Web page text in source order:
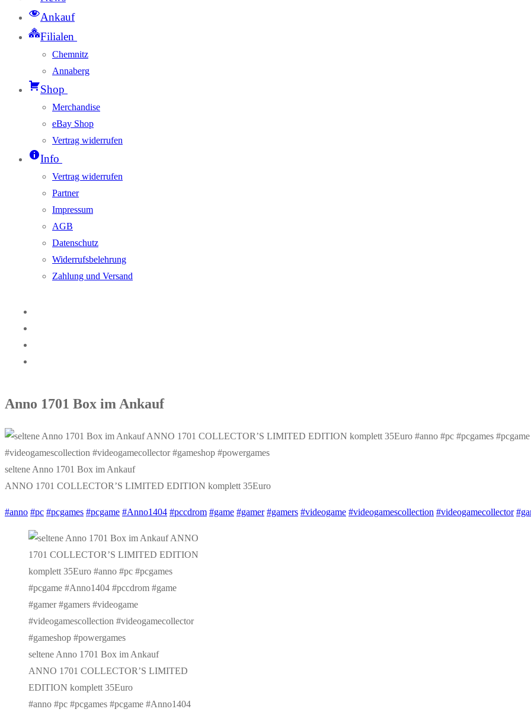
Ankauf
Filialen
Chemnitz
Annaberg
Shop
Merchandise
eBay Shop
Vertrag widerrufen
Info
Vertrag widerrufen
Partner
Impressum
AGB
Datenschutz
Widerrufsbelehrung
Zahlung und Versand
Anno 1701 Box im Ankauf
seltene Anno 1701 Box im Ankauf
ANNO 1701 COLLECTOR’S LIMITED EDITION komplett 35Euro
#anno #pc #pcgames #pcgame #Anno1404 #pccdrom #game #gamer #gamers #videogame #videogamescollection #videogamecollector
seltene Anno 1701 Box im Ankauf
ANNO 1701 COLLECTOR’S LIMITED
EDITION komplett 35Euro
#anno #pc #pcgames #pcgame #Anno1404